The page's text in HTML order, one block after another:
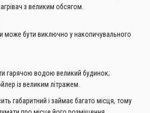
з великим обсягом.
може бути виключно у накопичувального
гарячою водою великий будинок;
із великим літражем.
габаритний і займає багато місця, тому